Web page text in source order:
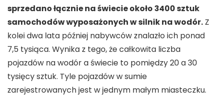
sprzedano łącznie na świecie około 3400 sztuk
samochodów wyposażonych w silnik na wodór. Z
kolei dwa lata później nabywców znalazło ich ponad
7,5 tysiąca. Wynika z tego, że całkowita liczba
pojazdów na wodór a świecie to pomiędzy 20 a 30
tysięcy sztuk. Tyle pojazdów w sumie
zarejestrowanych jest w jednym małym miasteczku.